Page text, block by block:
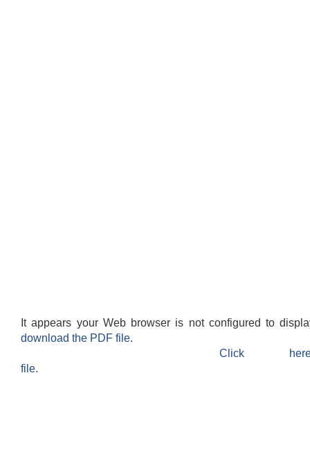
It appears your Web browser is not configured to
download the PDF file.
Click
file.